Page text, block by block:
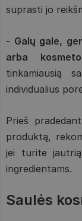
suprasti jo
- Galų gale,
arba
tinkamiausią
individualius
Prieš
produktą,
jei turite
ingredientams.
Saulės